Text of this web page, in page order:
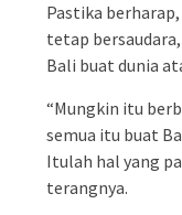
Pastika
tetap
Bali buat dunia
“Mungkin itu
semua itu buat
Itulah hal yang
terangnya.